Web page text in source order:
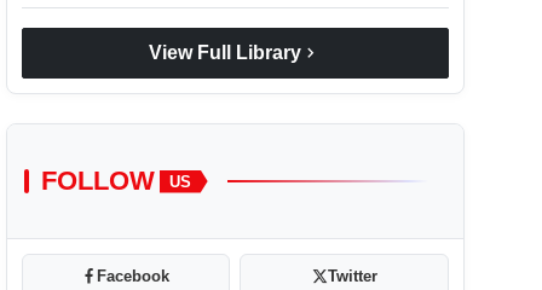
View Full Library chevron_right
FOLLOW US
Facebook Twitter